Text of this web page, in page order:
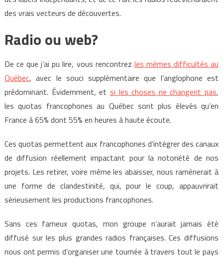
des vrais vecteurs de découvertes.
Radio ou web?
De ce que j’ai pu lire, vous rencontrez les mêmes difficultés au
Québec, avec le souci supplémentaire que l’anglophone est
prédominant. Évidemment, et si les choses ne changent pas,
les quotas francophones au Québec sont plus élevés qu’en
France à 65% dont 55% en heures à haute écoute.
Ces quotas permettent aux francophones d’intégrer des canaux
de diffusion réellement impactant pour la notoriété de nos
projets. Les retirer, voire même les abaisser, nous ramènerait à
une forme de clandestinité, qui, pour le coup, appauvrirait
sérieusement les productions francophones.
Sans ces fameux quotas, mon groupe n’aurait jamais été
diffusé sur les plus grandes radios françaises. Ces diffusions
nous ont permis d’organiser une tournée à travers tout le pays